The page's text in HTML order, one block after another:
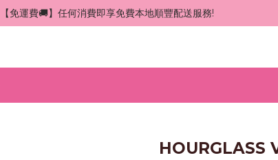
【免運費🚚】任何消費即享免費本地順豐配送服務!
HOURGLASS